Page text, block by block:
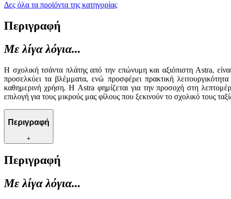
Δες όλα τα προϊόντα της κατηγορίας
Περιγραφή
Με λίγα λόγια...
Η σχολική τσάντα πλάτης από την επώνυμη και αξιόπιστη Astra,
προσελκύει τα βλέμματα, ενώ προσφέρει πρακτική
καθημερινή χρήση. Η Astra φημίζεται για την προσοχή στη
επιλογή για τους μικρούς μας φίλους που ξεκινούν το σχολικό τους
Περιγραφή
+
Περιγραφή
Με λίγα λόγια...